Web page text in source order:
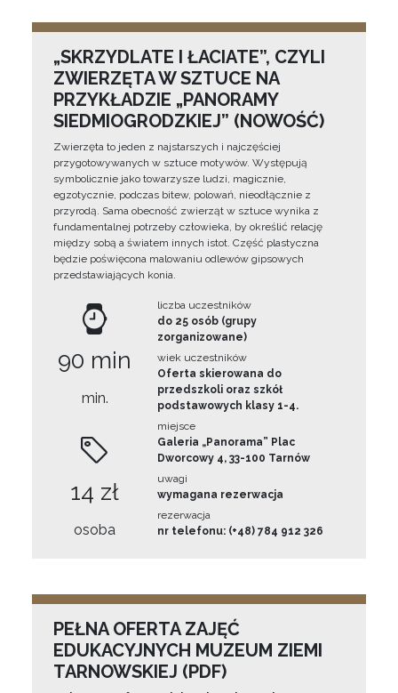
„SKRZYDLATE I ŁACIATE”, CZYLI
ZWIERZĘTA W SZTUCE NA
PRZYKŁADZIE „PANORAMY
SIEDMIOGRODZKIEJ” (NOWOŚĆ)
Zwierzęta to jeden z najstarszych i najczęściej
przygotowywanych w sztuce motywów. Występują
symbolicznie jako towarzysze ludzi, magicznie,
egzotycznie, podczas bitew, polowań, nieodłącznie z
przyrodą. Sama obecność zwierząt w sztuce wynika z
fundamentalnej potrzeby człowieka, by określić relację
między sobą a światem innych istot. Część plastyczna
będzie poświęcona malowaniu odlewów gipsowych
przedstawiających konia.
90 min
min.
14 zł
osoba
liczba uczestników
do 25 osób (grupy
zorganizowane)
wiek uczestników
Oferta skierowana do
przedszkoli oraz szkół
podstawowych klasy 1-4.
miejsce
Galeria „Panorama” Plac
Dworcowy 4, 33-100 Tarnów
uwagi
wymagana rezerwacja
rezerwacja
nr telefonu: (+48) 784 912 326
PEŁNA OFERTA ZAJĘĆ
EDUKACYJNYCH MUZEUM ZIEMI
TARNOWSKIEJ (PDF)